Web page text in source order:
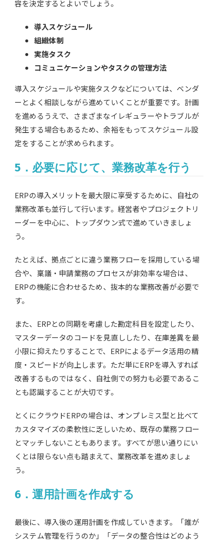
容を決定するとよいでしょう。
導入スケジュール
組織体制
実施タスク
コミュニケーションやタスクの管理方法
導入スケジュールや実施タスクなどについては、ベンダ
ーとよく相談しながら進めていくことが重要です。計画
を進めるうえで、さまざまなイレギュラーやトラブルが
発生する場合もあるため、余裕をもってスケジュール設
定をすることが求められます。
5．必要に応じて、業務改革を行う
ERPの導入メリットを最大限に享受するために、自社の
業務改革も並行して行います。経営者やプロジェクトリ
ーダーを中心に、トップダウン式で進めていきましょ
う。
たとえば、拠点ごとに違う業務フローを採用している場
合や、稟議・申請業務のプロセスが非効率な場合は、
ERPの機能に合わせるため、抜本的な業務改善が必要で
す。
また、ERPとの同期を考慮した勘定科目を設定したり、
マスターデータのコードを見直ししたり、在庫差異を最
小限に抑えたりすることで、ERPによるデータ活用の精
度・スピードが向上します。ただ単にERPを導入すれば
改善するものではなく、自社側での努力も必要であるこ
とも認識することが大切です。
とくにクラウドERPの場合は、オンプレミス型と比べて
カスタマイズの柔軟性に乏しいため、既存の業務フロー
とマッチしないこともあります。すべてが思い通りにい
くとは限らない点も踏まえて、業務改革を進めましょ
う。
6．運用計画を作成する
最後に、導入後の運用計画を作成していきます。「誰が
システム管理を行うのか」「データの整合性はどのよう